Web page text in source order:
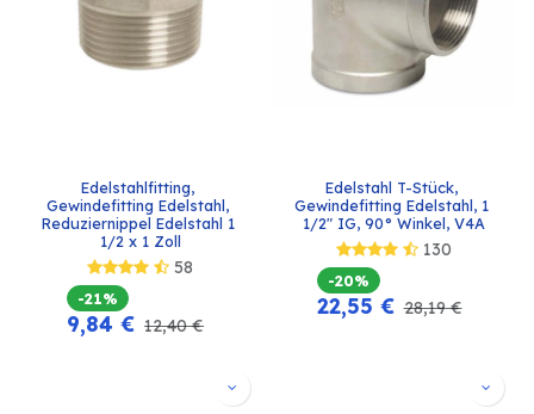
Edelstahlfitting,
Gewindefitting Edelstahl,
Reduziernippel Edelstahl 1
1/2 x 1 Zoll
58
-21%
9,84 € 12,40€
Edelstahl T-Stück,
Gewindefitting Edelstahl, 1
1/2" IG, 90° Winkel, V4A
130
-20%
22,55 € 28,19€